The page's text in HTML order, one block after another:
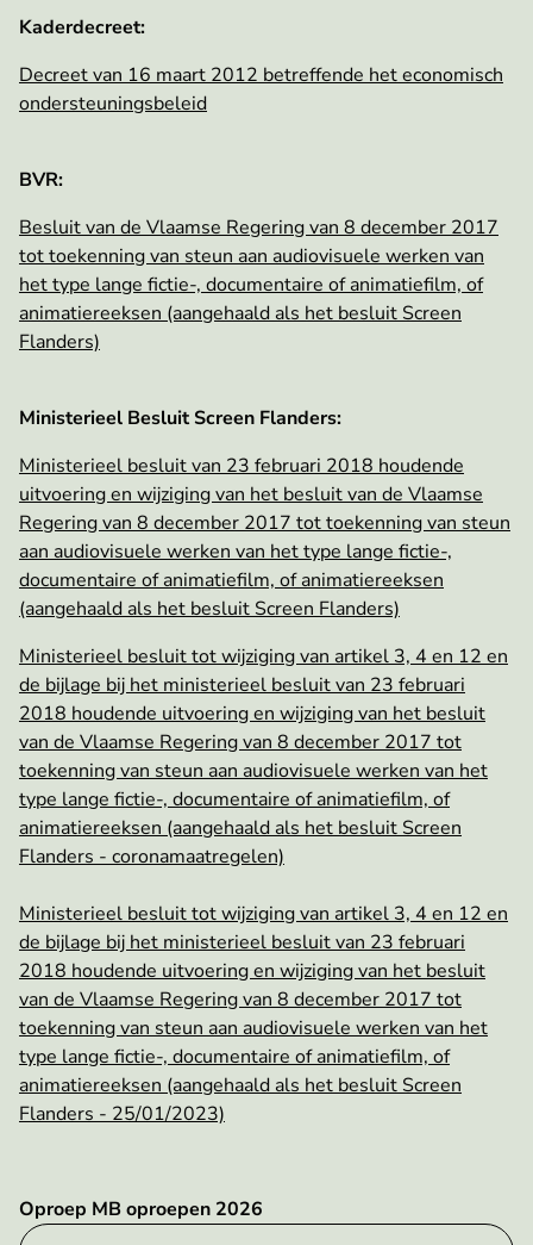
Kaderdecreet:
Decreet van 16 maart 2012 betreffende het economisch
ondersteuningsbeleid
BVR:
Besluit van de Vlaamse Regering van 8 december 2017
tot toekenning van steun aan audiovisuele werken van
het type lange fictie-, documentaire of animatiefilm, of
animatiereeksen (aangehaald als het besluit Screen
Flanders)
Ministerieel Besluit Screen Flanders:
Ministerieel besluit van 23 februari 2018 houdende
uitvoering en wijziging van het besluit van de Vlaamse
Regering van 8 december 2017 tot toekenning van steun
aan audiovisuele werken van het type lange fictie-,
documentaire of animatiefilm, of animatiereeksen
(aangehaald als het besluit Screen Flanders)
Ministerieel besluit tot wijziging van artikel 3, 4 en 12 en
de bijlage bij het ministerieel besluit van 23 februari
2018 houdende uitvoering en wijziging van het besluit
van de Vlaamse Regering van 8 december 2017 tot
toekenning van steun aan audiovisuele werken van het
type lange fictie-, documentaire of animatiefilm, of
animatiereeksen (aangehaald als het besluit Screen
Flanders - coronamaatregelen)
Ministerieel besluit tot wijziging van artikel 3, 4 en 12 en
de bijlage bij het ministerieel besluit van 23 februari
2018 houdende uitvoering en wijziging van het besluit
van de Vlaamse Regering van 8 december 2017 tot
toekenning van steun aan audiovisuele werken van het
type lange fictie-, documentaire of animatiefilm, of
animatiereeksen (aangehaald als het besluit Screen
Flanders - 25/01/2023)
Oproep MB oproepen 2026